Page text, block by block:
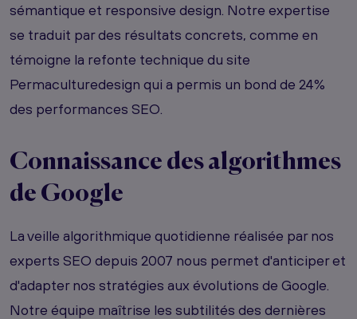
sémantique et responsive design. Notre expertise
se traduit par des résultats concrets, comme en
témoigne la refonte technique du site
Permaculturedesign qui a permis un bond de 24%
des performances SEO.
Connaissance des algorithmes
de Google
La veille algorithmique quotidienne réalisée par nos
experts SEO depuis 2007 nous permet d'anticiper et
d'adapter nos stratégies aux évolutions de Google.
Notre équipe maîtrise les subtilités des dernières